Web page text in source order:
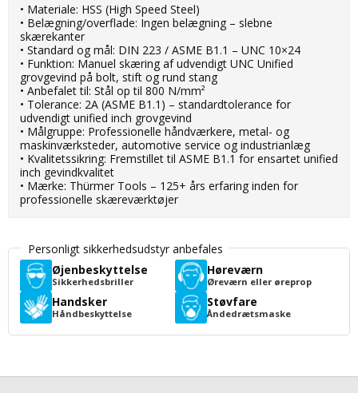
• Materiale: HSS (High Speed Steel)
• Belægning/overflade: Ingen belægning – slebne
skærekanter
• Standard og mål: DIN 223 / ASME B1.1 – UNC 10×24
• Funktion: Manuel skæring af udvendigt UNC Unified
grovgevind på bolt, stift og rund stang
• Anbefalet til: Stål op til 800 N/mm²
• Tolerance: 2A (ASME B1.1) – standardtolerance for
udvendigt unified inch grovgevind
• Målgruppe: Professionelle håndværkere, metal- og
maskinværksteder, automotive service og industrianlæg
• Kvalitetssikring: Fremstillet til ASME B1.1 for ensartet unified
inch gevindkvalitet
• Mærke: Thürmer Tools – 125+ års erfaring inden for
professionelle skæreværktøjer
Personligt sikkerhedsudstyr anbefales
Øjenbeskyttelse
Sikkerhedsbriller
Høreværn
Øreværn eller øreprop
Handsker
Håndbeskyttelse
Støvfare
Åndedrætsmaske